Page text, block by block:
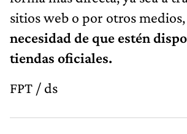
sitios web o por otros medios,
necesidad de que estén
tiendas oficiales.
FPT / ds